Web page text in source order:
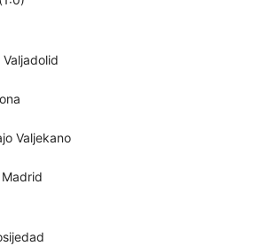
Valjekano